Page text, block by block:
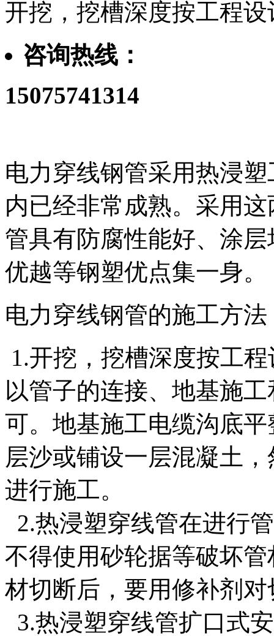
开挖，挖槽深度按工程
咨询热线：
15075741314
电力穿线钢管采用热浸塑
内已经非常成熟。采用
管具有防腐性能好、涂
优越等钢塑优点集一身。
电力穿线钢管的施工方法
1.开挖，挖槽深度按工
以管子的连接、地基施
可。地基施工电缆沟底
层沙或铺设一层混凝土
进行施工。
2.热浸塑穿线管在进行
不得使用砂轮据等破坏
材切断后，要用修补剂
3.热浸塑穿线管扩口式